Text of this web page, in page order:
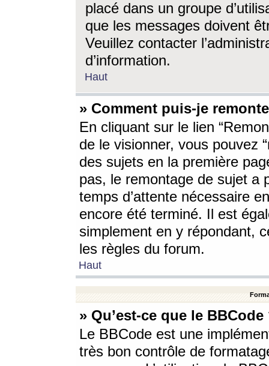
placé dans un groupe
que les messages doivent
Veuillez contacter
d’information.
Haut
» Comment puis-je
En cliquant sur le lien
de le visionner, vous pouvez
des sujets en la première
pas, le remontage de sujet a
temps d’attente nécessaire
encore été terminé. Il est
simplement en y répondant,
les règles du forum.
Haut
» Qu’est-ce que le BBCode
Le BBCode est une
très bon contrôle de